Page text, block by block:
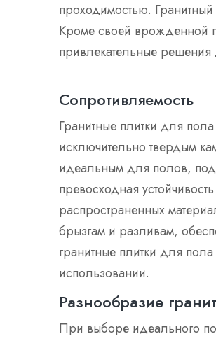
проходимостью.
Кроме своей врожденной
привлекательные
Сопротивляемость
Гранитные плитки для
исключительно твердым
идеальным для полов,
превосходная
распространенных
брызгам и разливам,
гранитные плитки для
использовании.
Разнообразие
При выборе идеального